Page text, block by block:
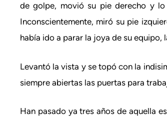
de golpe, movió su pie derecho y
Inconscientemente, miró su pie
había ido a parar la joya de su equipo,
Levantó la vista y se topó con la
siempre abiertas las puertas para
Han pasado ya tres años de aquella